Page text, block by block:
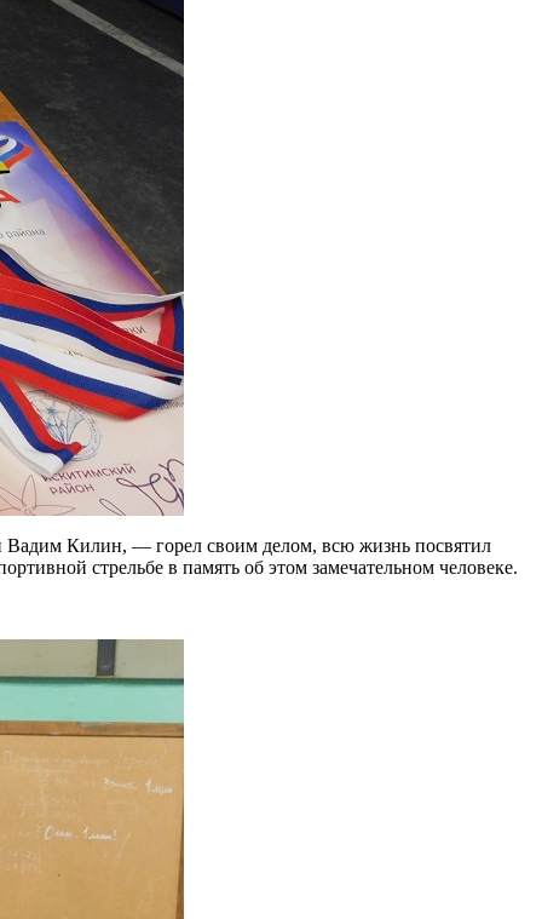
Вадим Килин, — горел своим делом, всю жизнь посвятил
стрельбе в память об этом замечательном человеке.